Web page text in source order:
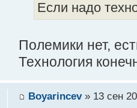
Если надо
Полемики нет,
Технология
Boyarincev» 13 сен